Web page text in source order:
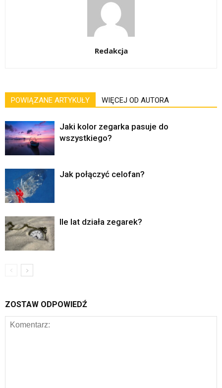
Redakcja
POWIĄZANE ARTYKUŁY WIĘCEJ OD AUTORA
Jaki kolor zegarka pasuje do
wszystkiego?
Jak połączyć celofan?
Ile lat działa zegarek?
ZOSTAW ODPOWIEDŹ